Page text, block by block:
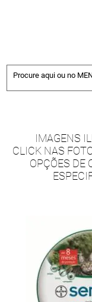
IMAGENS
CLICK NAS
OPÇÕES DE